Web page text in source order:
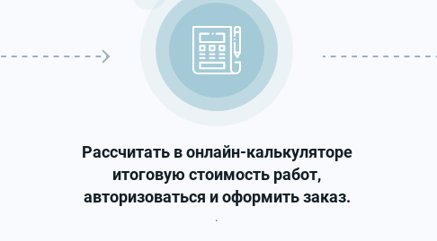
Рассчитать в онлайн-калькуляторе
итоговую стоимость работ,
авторизоваться и оформить заказ.
.